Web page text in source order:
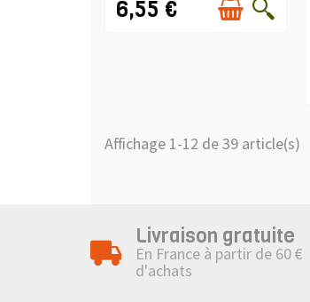
6,55 €
Affichage 1-12 de 39 article(s)
Livraison gratuite
En France à partir de 60 €
d'achats